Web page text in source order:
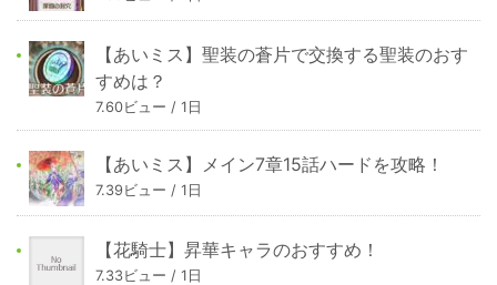
【あいミス】聖装の蒼片で交換する聖装のおす
すめは？
7.60ビュー / 1日
【あいミス】メイン7章15話ハードを攻略！
7.39ビュー / 1日
【花騎士】昇華キャラのおすすめ！
7.33ビュー / 1日